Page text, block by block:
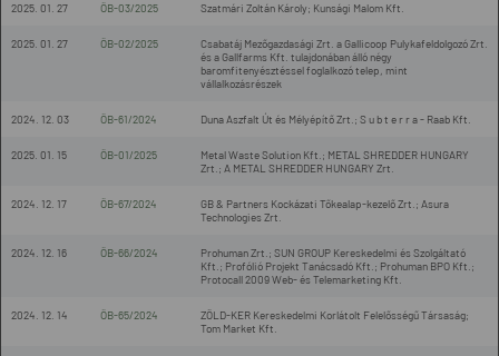
2025. 01. 27 ÖB-03/2025 Szatmári Zoltán Károly; Kunsági Malom Kft.
2025. 01. 27 ÖB-02/2025
Csabatáj Mezőgazdasági Zrt. a Gallicoop Pulykafeldolgozó Zrt.
és a Gallfarms Kft. tulajdonában álló négy
baromfitenyésztéssel foglalkozó telep, mint
vállalkozásrészek
2024. 12. 03 ÖB-61/2024 Duna Aszfalt Út és Mélyépítő Zrt.; S u b t e r r a - Raab Kft.
2025. 01. 15 ÖB-01/2025
Metal Waste Solution Kft.; METAL SHREDDER HUNGARY
Zrt.; A METAL SHREDDER HUNGARY Zrt.
2024. 12. 17 ÖB-67/2024
GB & Partners Kockázati Tőkealap-kezelő Zrt.; Asura
Technologies Zrt.
2024. 12. 16 ÖB-66/2024
Prohuman Zrt.; SUN GROUP Kereskedelmi és Szolgáltató
Kft.; Profólió Projekt Tanácsadó Kft.; Prohuman BPO Kft.;
Protocall 2009 Web- és Telemarketing Kft.
2024. 12. 14 ÖB-65/2024
ZÖLD-KER Kereskedelmi Korlátolt Felelősségű Társaság;
Tom Market Kft.